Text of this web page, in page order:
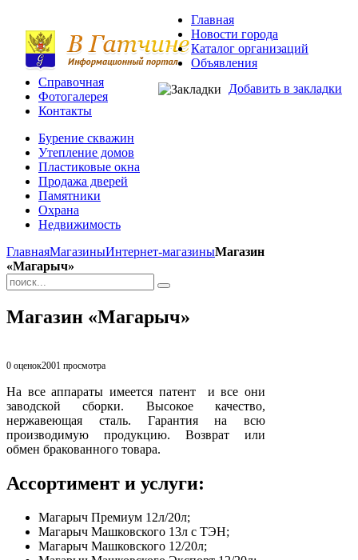
Добавить в закладки
Главная
Новости города
Каталог организаций
Объявления
Справочная
Фотогалерея
Контакты
Бурение скважин
Утепление домов
Пластиковые окна
Продажа дверей
Памятники
Охрана
Недвижимость
ГлавнаяМагазиныИнтернет-магазиныМагазин
«Магарыч»
Магазин «Магарыч»
0 оценок2001 просмотра
На все аппараты имеется патент и все они
заводской сборки. Высокое качество,
нержавеющая сталь. Гарантия на всю
производимую продукцию. Возврат или
обмен бракованного товара.
Ассортимент и услуги:
Магарыч Премиум 12л/20л;
Магарыч Машковского 13л с ТЭН;
Магарыч Машковского 12/20л;